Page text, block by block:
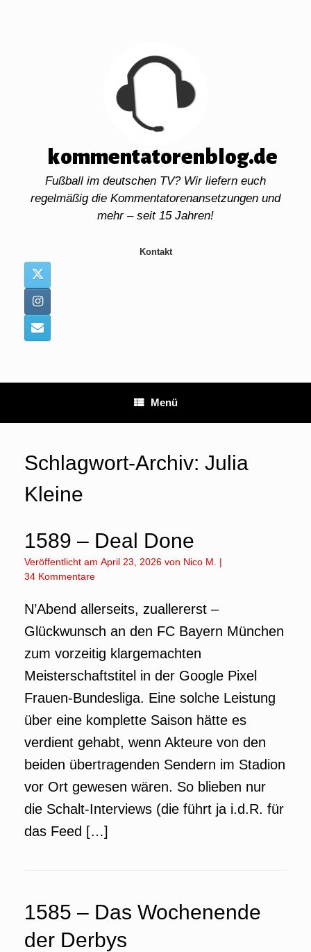
kommentatorenblog.de
Fußball im deutschen TV? Wir liefern euch
regelmäßig die Kommentatorenansetzungen und
mehr – seit 15 Jahren!
Kontakt
Menü
Schlagwort-Archiv: Julia
Kleine
1589 – Deal Done
Veröffentlicht am April 23, 2026 von Nico M.
|
34 Kommentare
N’Abend allerseits, zuallererst –
Glückwunsch an den FC Bayern München
zum vorzeitig klargemachten
Meisterschaftstitel in der Google Pixel
Frauen-Bundesliga. Eine solche Leistung
über eine komplette Saison hätte es
verdient gehabt, wenn Akteure von den
beiden übertragenden Sendern im Stadion
vor Ort gewesen wären. So blieben nur
die Schalt-Interviews (die führt ja i.d.R. für
das Feed […]
1585 – Das Wochenende
der Derbys